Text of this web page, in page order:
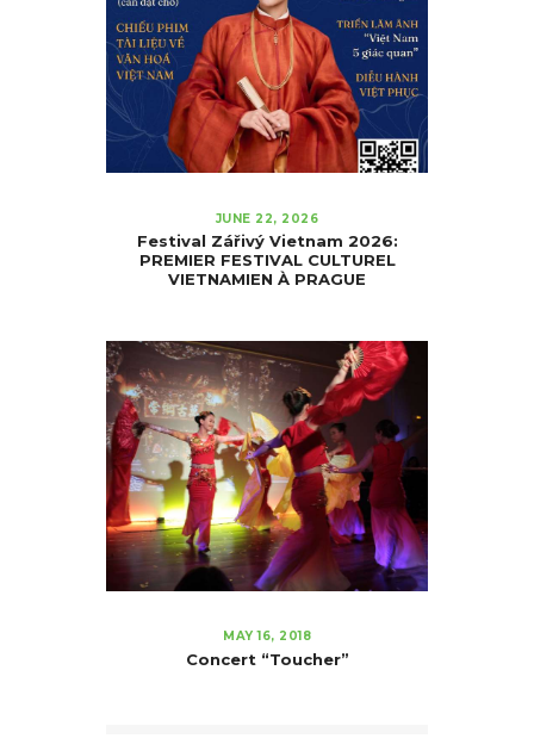
JUNE 22, 2026
Festival Zářivý Vietnam 2026:
PREMIER FESTIVAL CULTUREL
VIETNAMIEN À PRAGUE
MAY 16, 2018
Concert “Toucher”